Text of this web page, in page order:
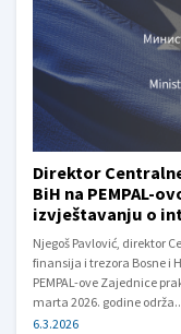
Direktor
BiH na PEMPAL-
izvještavanju o
Njegoš Pavlović, direktor
finansija i trezora Bosne i
PEMPAL-ove Zajednice
marta 2026. godine
6.3.2026